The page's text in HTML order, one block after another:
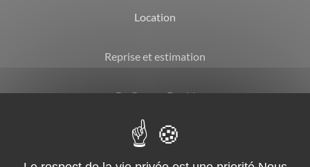
Location
Reprise et estimation
By Garage David
CGV